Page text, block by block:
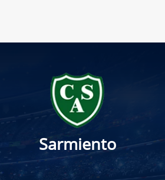
Sarmiento